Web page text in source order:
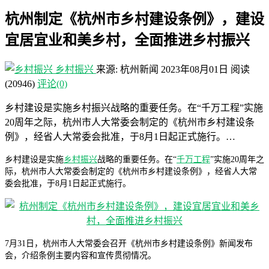
杭州制定《杭州市乡村建设条例》，建设
宜居宜业和美乡村，全面推进乡村振兴
乡村振兴 来源: 杭州新闻 2023年08月01日 阅读
(20946) 评论(0)
乡村建设是实施乡村振兴战略的重要任务。在“千万工程”实施
20周年之际，杭州市人大常委会制定的《杭州市乡村建设条
例》，经省人大常委会批准，于8月1日起正式施行。…
乡村建设是实施乡村振兴战略的重要任务。在“千万工程”实施20周年之
际，杭州市人大常委会制定的《杭州市乡村建设条例》，经省人大常
委会批准，于8月1日起正式施行。
7月31日，杭州市人大常委会召开《杭州市乡村建设条例》新闻发布
会，介绍条例主要内容和宣传贯彻情况。